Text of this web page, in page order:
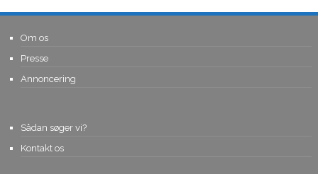
Om os
Presse
Annoncering
Sådan søger vi?
Kontakt os